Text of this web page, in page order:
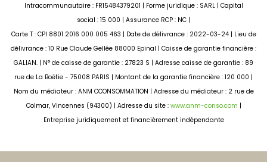
Intracommunautaire : FR15484379201 | Forme juridique : SARL | Capital
social : 15 000 | Assurance RCP : NC |
Carte T : CPI 8801 2016 000 005 463 | Date de délivrance : 2022-03-24 | Lieu de
délivrance : 10 Rue Claude Gellée 88000 Epinal | Caisse de garantie financière :
GALIAN. | N° de caisse de garantie : 27823 S | Adresse caisse de garantie : 89
rue de La Boëtie - 75008 PARIS | Montant de la garantie financière : 120 000 |
Nom du médiateur : ANM CCONSOMMATION | Adresse du médiateur : 2 rue de
Colmar, Vincennes (94300) | Adresse du site : www.anm-conso.com |
Entreprise juridiquement et financièrement indépendante